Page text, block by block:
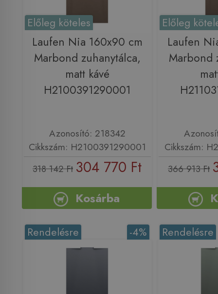
Előleg köteles
Laufen Nia 160x90 cm
Marbond zuhanytálca,
matt kávé
H2100391290001
Azonosító: 218342
Cikkszám: H2100391290001
318 142 Ft 304 770 Ft
Kosárba
Előleg
Laufen
Marbond
Cikkszám:
366 913 Ft
-4%
Rendelésre Rendelésre